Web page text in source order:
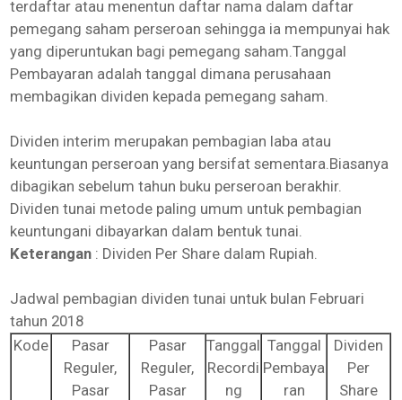
terdaftar atau menentun daftar nama dalam daftar
pemegang saham perseroan sehingga ia mempunyai hak
yang diperuntukan bagi pemegang saham.Tanggal
Pembayaran adalah tanggal dimana perusahaan
membagikan dividen kepada pemegang saham.
Dividen interim merupakan pembagian laba atau
keuntungan perseroan yang bersifat sementara.Biasanya
dibagikan sebelum tahun buku perseroan berakhir.
Dividen tunai metode paling umum untuk pembagian
keuntungani dibayarkan dalam bentuk tunai.
Keterangan : Dividen Per Share dalam Rupiah.
Jadwal pembagian dividen tunai untuk bulan Februari
tahun 2018
Kode
Pasar
Reguler,
Pasar
Pasar
Reguler,
Pasar
Tanggal
Recordi
ng
Tanggal
Pembaya
ran
Dividen
Per
Share